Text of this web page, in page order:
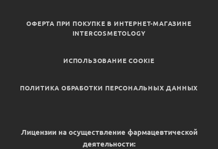
ОФЕРТА ПРИ ПОКУПКЕ В ИНТЕРНЕТ-МАГАЗИНЕ
INTERCOSMETOLOGY
ИСПОЛЬЗОВАНИЕ COOKIE
ПОЛИТИКА ОБРАБОТКИ ПЕРСОНАЛЬНЫХ ДАННЫХ
Лицензии на осуществление фармацевтической
деятельности: